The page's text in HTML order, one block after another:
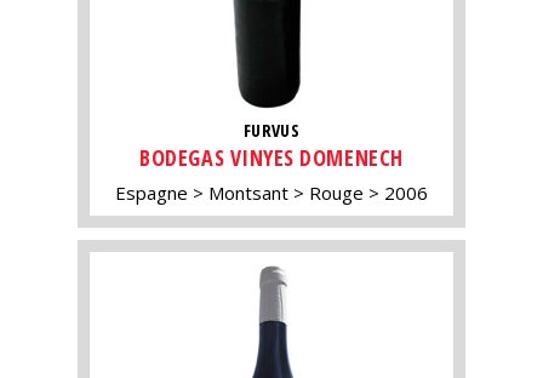
FURVUS
BODEGAS VINYES DOMENECH
Espagne Montsant Rouge 2006